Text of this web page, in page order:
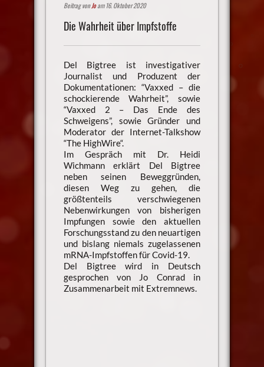
Beitrag vonJoam 16. Oktober 2020
Die Wahrheit über Impfstoffe
Del Bigtree ist investigativer
Journalist und Produzent der
Dokumentationen: “Vaxxed – die
schockierende Wahrheit”, sowie
“Vaxxed 2 – Das Ende des
Schweigens”, sowie Gründer und
Moderator der Internet-Talkshow
“The HighWire“.
Im Gespräch mit Dr. Heidi
Wichmann erklärt Del Bigtree
neben seinen Beweggründen,
diesen Weg zu gehen, die
größtenteils verschwiegenen
Nebenwirkungen von bisherigen
Impfungen sowie den aktuellen
Forschungsstand zu den neuartigen
und bislang niemals zugelassenen
mRNA-Impfstoffen für Covid-19.
Del Bigtree wird in Deutsch
gesprochen von Jo Conrad in
Zusammenarbeit mit Extremnews.